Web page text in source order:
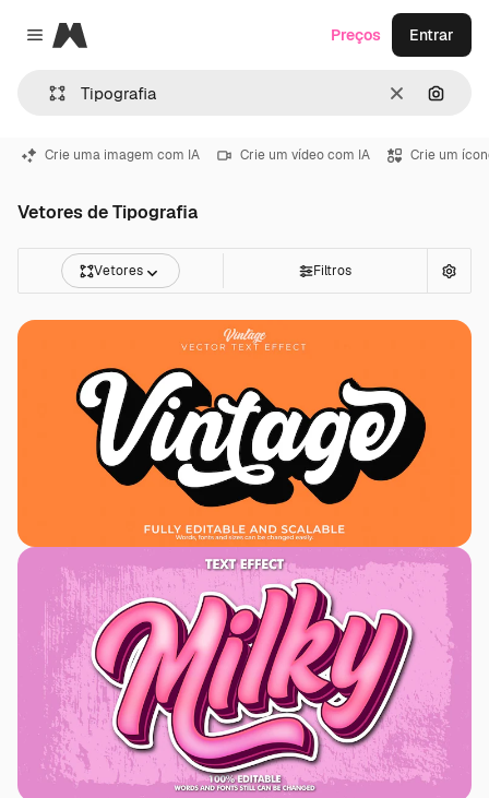
Close menu
Magnific
Limpar
Preços Entrar
Crie uma imagem com IA Crie um vídeo com IA Crie um
Vetores de Tipografia
Vetores Filtros